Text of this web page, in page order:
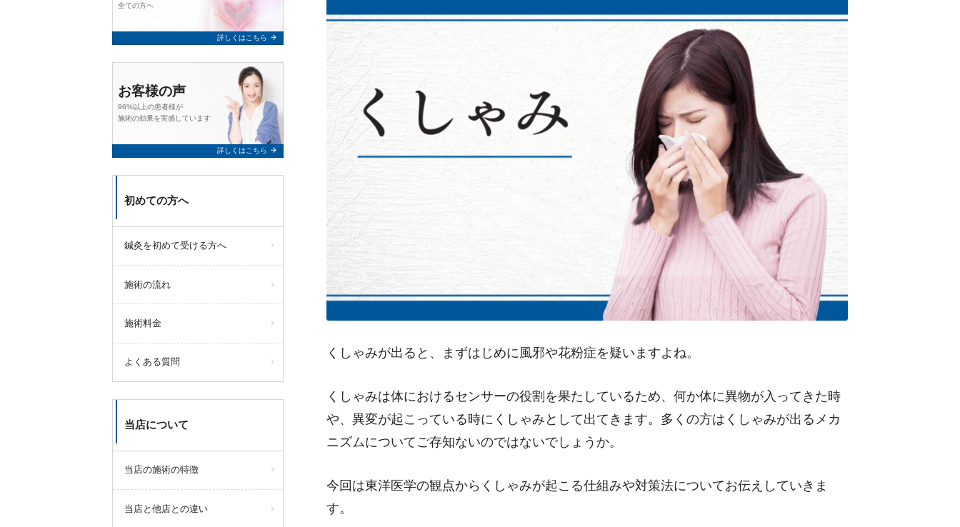
くしゃみが出ると、まずはじめに風邪や花粉症を疑いますよね。
くしゃみは体におけるセンサーの役割を果たしているため、何か体に異物が入ってきた時
や、異変が起こっている時にくしゃみとして出てきます。多くの方はくしゃみが出るメカ
ニズムについてご存知ないのではないでしょうか。
今回は東洋医学の観点からくしゃみが起こる仕組みや対策法についてお伝えしていきま
す。
全ての方へ
詳しくはこちら arrow_forward
お客様の声
96%以上の患者様が
施術の効果を実感しています
詳しくはこちら arrow_forward
初めての方へ
鍼灸を初めて受ける方へ
施術の流れ
施術料金
よくある質問
当店について
当店の施術の特徴
当店と他店との違い